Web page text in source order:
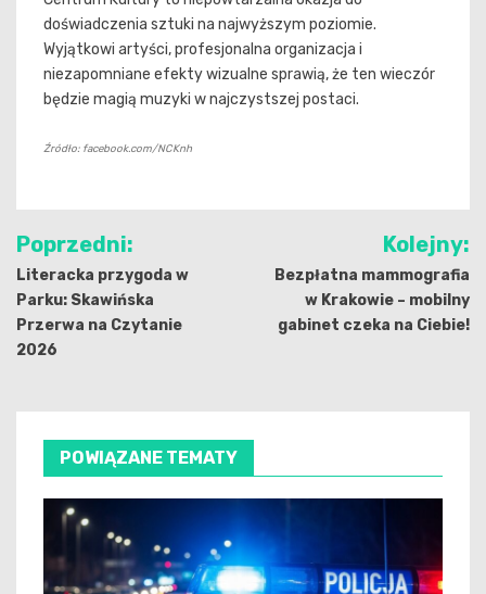
doświadczenia sztuki na najwyższym poziomie.
Wyjątkowi artyści, profesjonalna organizacja i
niezapomniane efekty wizualne sprawią, że ten wieczór
będzie magią muzyki w najczystszej postaci.
Źródło: facebook.com/NCKnh
Nawigacja
wpisu
Poprzedni:
Literacka przygoda w
Parku: Skawińska
Przerwa na Czytanie
2026
Kolejny:
Bezpłatna mammografia
w Krakowie – mobilny
gabinet czeka na Ciebie!
POWIĄZANE TEMATY